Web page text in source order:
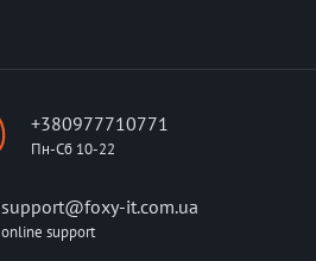
+380977710771
Пн-Сб 10-22
support@foxy-it.com.ua
online support